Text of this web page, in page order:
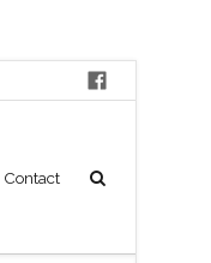
Contact